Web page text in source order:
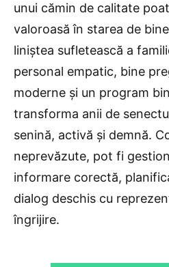
unui cămin de calitate
valoroasă în starea de
liniștea sufletească a
personal empatic, bine
moderne și un program
transforma anii de
senină, activă și demnă.
neprevăzute, pot fi
informare corectă,
dialog deschis cu
îngrijire.